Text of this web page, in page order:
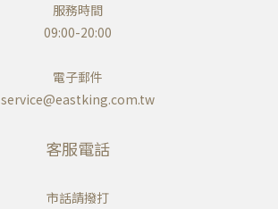
服務時間
09:00-20:00
電子郵件
service@eastking.com.tw
客服電話
市話請撥打